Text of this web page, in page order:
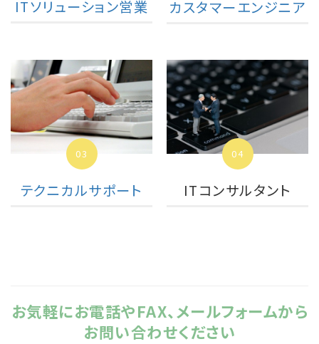
ITソリューション営業 カスタマーエンジニア
03
テクニカルサポート
04
ITコンサルタント
お気軽にお電話やFAX、メールフォームから
お問い合わせください